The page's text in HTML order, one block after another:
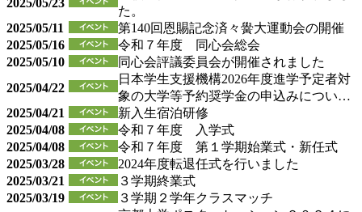
た。
2025/05/11
第140回恩賜記念済々黌大運動会の開催
2025/05/16
令和７年度 同心会総会
2025/05/10
同心会評議委員会が開催されました
2025/04/22
日本学生支援機構2026年度進学予定者対
象の大学等予約奨学金の申込みについ…
2025/04/21
新入生宿泊研修
2025/04/08
令和７年度 入学式
2025/04/08
令和７年度 第１学期始業式・新任式
2025/03/28
2024年度転退任式を行いました
2025/03/21
３学期終業式
2025/03/19
３学期２学年クラスマッチ